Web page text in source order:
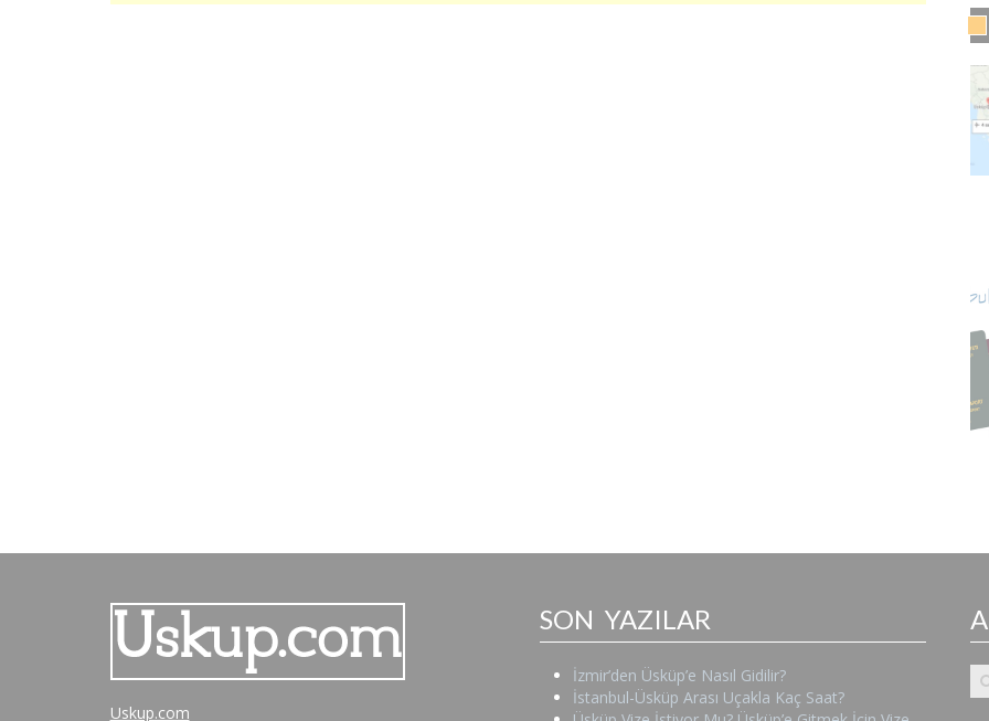
Uskup.com
SON YAZILAR
İzmir’den Üsküp’e Nasıl Gidilir?
İstanbul-Üsküp Arası Uçakla Kaç Saat?